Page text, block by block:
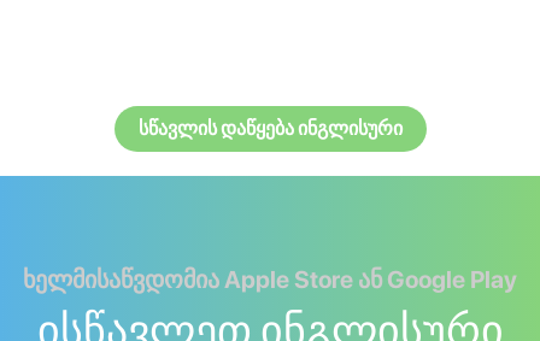
სწავლის დაწყება ინგლისური
ხელმისაწვდომია Apple Store ან Google Play